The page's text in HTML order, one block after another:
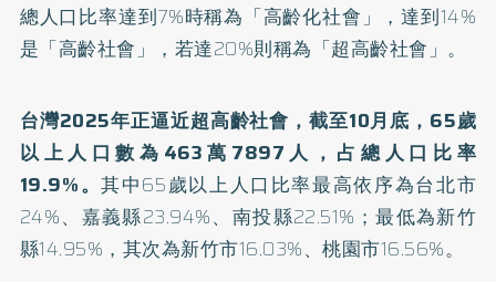
總人口比率達到7%時稱為「高齡化社會」，達到14%
是「高齡社會」，若達20%則稱為「超高齡社會」。
台灣2025年正逼近超高齡社會，截至10月底，65歲
以上人口數為463萬7897人，占總人口比率
19.9%。其中65歲以上人口比率最高依序為台北市
24%、嘉義縣23.94%、南投縣22.51%；最低為新竹
縣14.95%，其次為新竹市16.03%、桃園市16.56%。